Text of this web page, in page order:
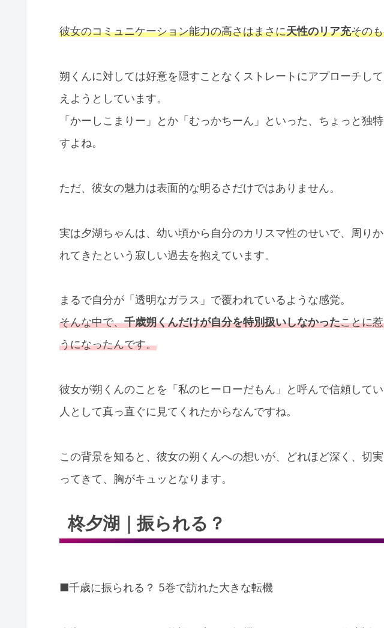
彼女のコミュニケーション能力の高さはまさに天性のリア充その
朔くんに対しては好意を隠すことなくストレートにアプローチし
えようとしています。
「かーしこまりー」とか「むっかちーん」といった、ちょっと独
すよね。
ただ、彼女の魅力は表面的な明るさだけではありません。
実は夕湖ちゃんは、幼い頃から自分のカリスマ性のせいで、周り
れてきたという寂しい過去を抱えています。
まるで自分が「透明なガラス」で覆われているような感覚。
そんな中で、千歳朔くんだけが自分を特別扱いしなかったことに
うになったんです。
彼女が朔くんのことを「私のヒーローだもん」と呼んで信頼して
人として真っ直ぐに見てくれたからなんですね。
この背景を知ると、彼女の朔くんへの想いが、どれほど深く、切
ってきて、胸がキュッとなります。
柊夕湖｜振られる？
■千歳に振られる？ 5巻で訪れた大きな転機